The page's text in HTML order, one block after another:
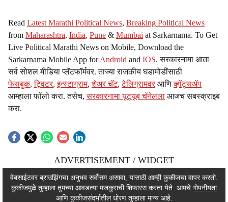
Read Latest Marathi Political News, Breaking Political News
from Maharashtra, India, Pune & Mumbai at Sarkarnama. To Get
Live Political Marathi News on Mobile, Download the
Sarkarnama Mobile App forAndroid and IOS. सरकारनामा आता
सर्व सोशल मीडिया प्लॅटफॉर्मवर. ताज्या राजकीय घडामोडींसाठी
फेसबुक,ट्विटर,इन्स्टाग्राम,शेअर चॅट,टेलिग्रामवर आणिव्हॉट्सॲप
आम्हाला फॉलो करा. तसेच,सरकारनामा यूट्यूब चॅनेलला आजच सबस्क्राइब
करा.
ADVERTISEMENT / WIDGET
ADVERTISEMENT / WIDGET
ADVERTISEMENT / WIDGET
वेबसाईटवर ब्राउझिंगचा अनुभव सर्वोत्तम असावा, यासाठी आम्ही कुकीजचा वापर करतो.
कुकीजमुळे तुम्हाला तुमच्या आवडत्या मजकुराची शिफारस करता येते. आमचे गोपनीयता
आणि कुकीजसंदर्भातील धोरण तुम्हाला मान्य आहे.